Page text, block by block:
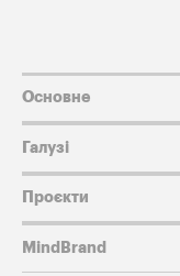
Основне
Галузі
Проєкти
MindBrand